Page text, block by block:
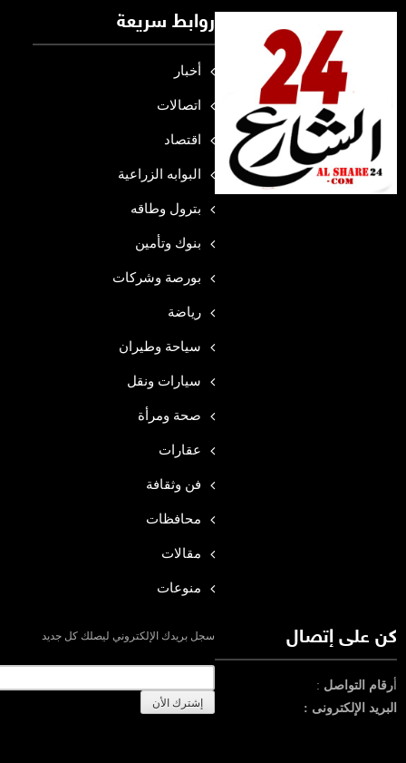
روابط سريعة
أخبار
اتصالات
اقتصاد
البوابه الزراعية
بترول وطاقه
بنوك وتأمين
بورصة وشركات
رياضة
سياحة وطيران
سيارات ونقل
صحة ومرأة
عقارات
فن وثقافة
محافظات
مقالات
منوعات
كن على إتصال
أرقام التواصل :
البريد الإلكترونى :
سجل بريدك الإلكتروني ليصلك كل جديد